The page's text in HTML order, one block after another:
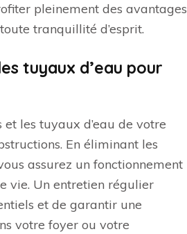
pleinement des avantages
tranquillité d’esprit.
tuyaux d’eau pour
les tuyaux d’eau de votre
En éliminant les
assurez un fonctionnement
vie. Un entretien régulier
et de garantir une
votre foyer ou votre